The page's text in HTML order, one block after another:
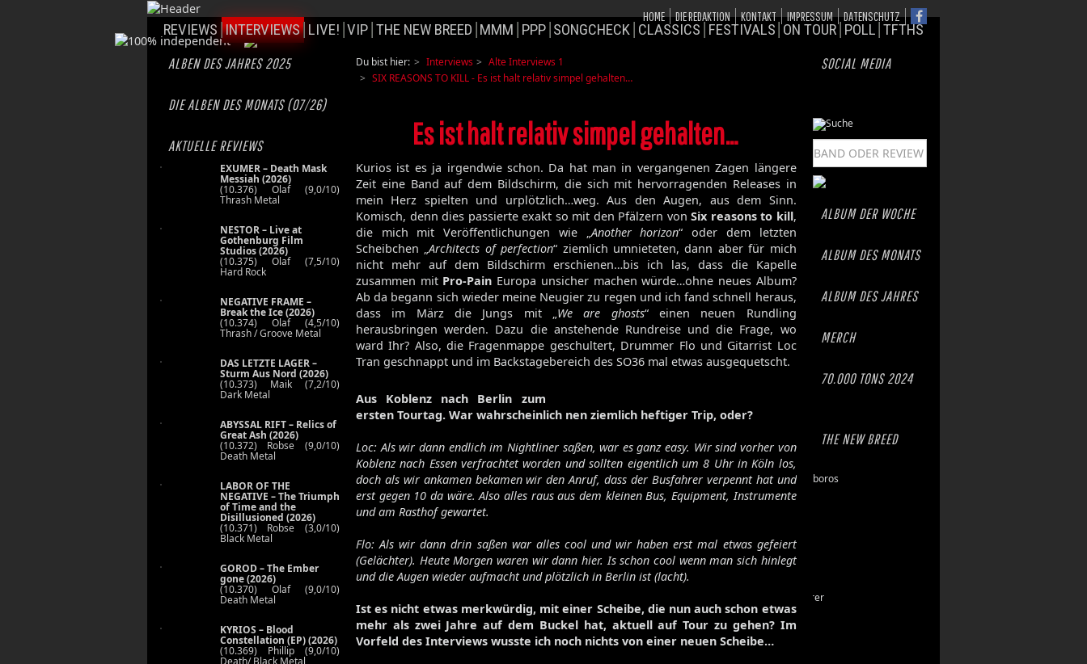
HOME DIE REDAKTION KONTAKT IMPRESSUM DATENSCHUTZ
REVIEWS INTERVIEWS LIVE! VIP THE NEW BREED MMM PPP SONGCHECK CLASSICS FESTIVALS ON TOUR POLL TFTHS
ALBEN DES JAHRES 2025
DIE ALBEN DES MONATS (07/26)
AKTUELLE REVIEWS
EXUMER – Death Mask
Messiah (2026)
(10.376) Olaf (9,0/10)
Thrash Metal
NESTOR – Live at
Gothenburg Film
Studios (2026)
(10.375) Olaf (7,5/10)
Hard Rock
NEGATIVE FRAME –
Break the Ice (2026)
(10.374) Olaf (4,5/10)
Thrash / Groove Metal
DAS LETZTE LAGER –
Sturm Aus Nord (2026)
(10.373) Maik (7,2/10)
Dark Metal
ABYSSAL RIFT – Relics of
Great Ash (2026)
(10.372) Robse (9,0/10)
Death Metal
LABOR OF THE
NEGATIVE – The Triumph
of Time and the
Disillusioned (2026)
(10.371) Robse (3,0/10)
Black Metal
GOROD – The Ember
gone (2026)
(10.370) Olaf (9,0/10)
Death Metal
KYRIOS – Blood
Constellation (EP) (2026)
(10.369) Phillip (9,0/10)
Du bist hier: Interviews
Alte Interviews 1
SIX REASONS TO KILL - Es ist halt relativ simpel gehalten…
Es ist halt relativ simpel gehalten…
Kurios ist es ja irgendwie schon. Da hat man in vergangenen Zagen längere
Zeit eine Band auf dem Bildschirm, die sich mit hervorragenden Releases in
mein Herz spielten und urplötzlich…weg. Aus den Augen, aus dem Sinn.
Komisch, denn dies passierte exakt so mit den Pfälzern vonSix reasons to kill,
die mich mit Veröffentlichungen wie „Another horizon“ oder dem letzten
Scheibchen „Architects of perfection“ ziemlich umnieteten, dann aber für mich
nicht mehr auf dem Bildschirm erschienen…bis ich las, dass die Kapelle
zusammen mit Pro-Pain Europa unsicher machen würde…ohne neues Album?
Ab da begann sich wieder meine Neugier zu regen und ich fand schnell heraus,
dass im März die Jungs mit „We are ghosts“ einen neuen Rundling
herausbringen werden. Dazu die anstehende Rundreise und die Frage, wo
ward Ihr? Also, die Fragenmappe geschultert, Drummer Flo und Gitarrist Loc
Tran geschnappt und im Backstagebereich des SO36 mal etwas ausgequetscht.
Aus Koblenz nach Berlin zum
ersten Tourtag. War wahrscheinlich nen ziemlich heftiger Trip, oder?
Loc: Als wir dann endlich im Nightliner saßen, war es ganz easy. Wir sind vorher von
Koblenz nach Essen verfrachtet worden und sollten eigentlich um 8 Uhr in Köln los,
doch als wir ankamen bekamen wir den Anruf, dass der Busfahrer verpennt hat und
erst gegen 10 da wäre. Also alles raus aus dem kleinen Bus, Equipment, Instrumente
und am Rasthof gewartet.
Flo: Als wir dann drin saßen war alles cool und wir haben erst mal etwas gefeiert
(Gelächter). Heute Morgen waren wir dann hier. Is schon cool wenn man sich hinlegt
und die Augen wieder aufmacht und plötzlich in Berlin ist (lacht).
Ist es nicht etwas merkwürdig, mit einer Scheibe, die nun auch schon etwas
mehr als zwei Jahre auf dem Buckel hat, aktuell auf Tour zu gehen? Im
Vorfeld des Interviews wusste ich noch nichts von einer neuen Scheibe…
SOCIAL MEDIA
ALBUM DER WOCHE
ALBUM DES MONATS
ALBUM DES JAHRES
MERCH
70.000 TONS 2024
THE NEW BREED
Eschaton
Dawn of Ouroboros
Toxic Hazard
Maktkamp
Stainless
Grand Devourer
Iron Echo
U.R.N.
Amethyst